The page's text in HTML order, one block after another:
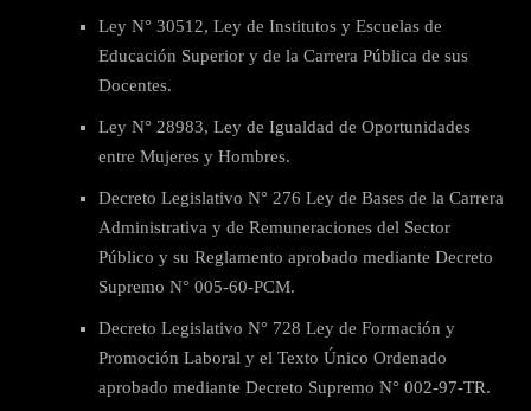
Ley N° 30512, Ley de Institutos y Escuelas de
Educación Superior y de la Carrera Pública de sus
Docentes.
Ley N° 28983, Ley de Igualdad de Oportunidades
entre Mujeres y Hombres.
Decreto Legislativo N° 276 Ley de Bases de la Carrera
Administrativa y de Remuneraciones del Sector
Público y su Reglamento aprobado mediante Decreto
Supremo N° 005-60-PCM.
Decreto Legislativo N° 728 Ley de Formación y
Promoción Laboral y el Texto Único Ordenado
aprobado mediante Decreto Supremo N° 002-97-TR.